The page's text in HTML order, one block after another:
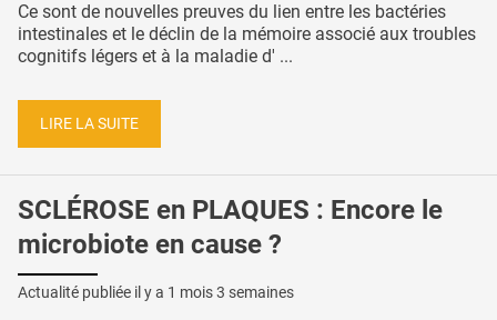
Ce sont de nouvelles preuves du lien entre les bactéries
intestinales et le déclin de la mémoire associé aux troubles
cognitifs légers et à la maladie d' ...
LIRE LA SUITE
SCLÉROSE en PLAQUES : Encore le
microbiote en cause ?
Actualité publiée il y a 1 mois 3 semaines